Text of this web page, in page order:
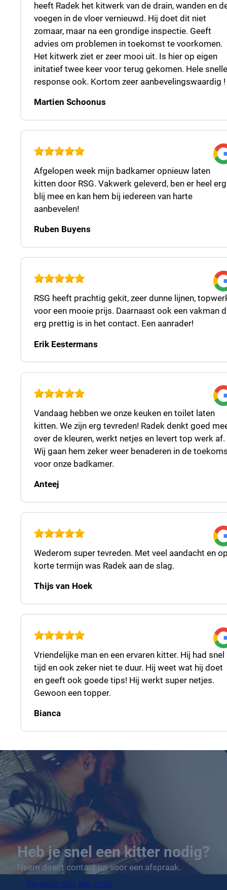
heeft Radek het kitwerk van de drain, wanden en
voegen in de vloer vernieuwd. Hij doet dit niet
zomaar, maar na een grondige inspectie. Geeft
advies om problemen in toekomst te voorkomen.
Het kitwerk ziet er zeer mooi uit. Is hier op eigen
initatief twee keer voor terug gekomen. Hele snelle
response ook. Kortom zeer aanbevelingswaardig !
Martien Schoonus
Afgelopen week mijn badkamer opnieuw laten
kitten door RSG. Vakwerk geleverd, ben er heel erg
blij mee en kan hem bij iedereen van harte
aanbevelen!
Ruben Buyens
RSG heeft prachtig gekit, zeer dunne lijnen,
voor een mooie prijs. Daarnaast ook een vakman
erg prettig is in het contact. Een aanrader!
Erik Eestermans
Vandaag hebben we onze keuken en toilet laten
kitten. We zijn erg tevreden! Radek denkt goed
over de kleuren, werkt netjes en levert top werk af.
Wij gaan hem zeker weer benaderen in de
voor onze badkamer.
Anteej
Wederom super tevreden. Met veel aandacht en
korte termijn was Radek aan de slag.
Thijs van Hoek
Vriendelijke man en een ervaren kitter. Hij had snel
tijd en ook zeker niet te duur. Hij weet wat hij doet
en geeft ook goede tips! Hij werkt super netjes.
Gewoon een topper.
Bianca
Heb je snel een kitter nodig?
Neem direct contact op voor een afspraak.
Bereken zelf een prijs